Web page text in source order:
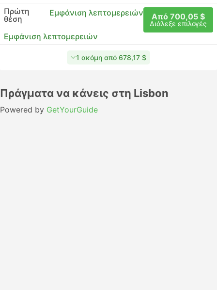
Πρώτη
θέση
Εμφάνιση λεπτομερειών Από 700,05 $
Διάλεξε επιλογές
Εμφάνιση λεπτομερειών
1 ακόμη από 678,17 $
Πράγματα να κάνεις στη Lisbon
Powered by GetYourGuide